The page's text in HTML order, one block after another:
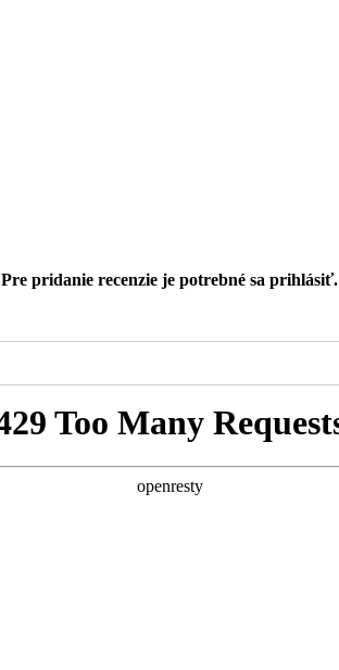
Pre pridanie recenzie je potrebné sa prihlásiť.